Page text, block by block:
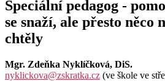
Speciální pedagog -
se snaží, ale přesto něco
chtěly
Mgr. Zdeňka Nyklíčková, DiS.
nyklickova@zskratka.cz (ve škole ve